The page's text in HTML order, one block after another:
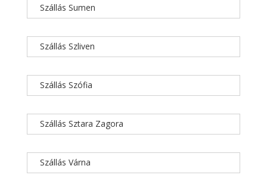
Szállás Sumen
Szállás Szliven
Szállás Szófia
Szállás Sztara Zagora
Szállás Várna